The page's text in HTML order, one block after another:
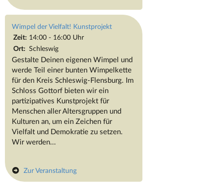
Wimpel der Vielfalt! Kunstprojekt
Zeit: 14:00 - 16:00 Uhr
Ort: Schleswig
Gestalte Deinen eigenen Wimpel und
werde Teil einer bunten Wimpelkette
für den Kreis Schleswig-Flensburg. Im
Schloss Gottorf bieten wir ein
partizipatives Kunstprojekt für
Menschen aller Altersgruppen und
Kulturen an, um ein Zeichen für
Vielfalt und Demokratie zu setzen.
Wir werden...
Zur Veranstaltung